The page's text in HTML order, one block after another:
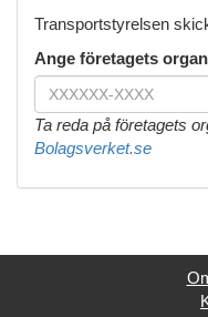
Transportstyrelsen
Ange företagets
Ta reda på företagets
Bolagsverket.se